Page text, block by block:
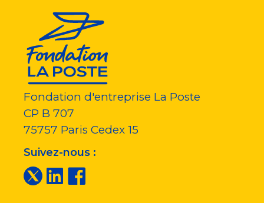
Fondation d'entreprise La Poste
CP B 707
75757 Paris Cedex 15
Suivez-nous :